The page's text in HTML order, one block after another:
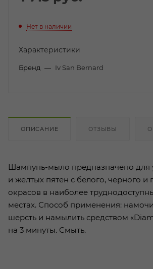
Нет в наличии
Характеристики
Бренд — Iv San Bernard
ОПИСАНИЕ ОТЗЫВЫ
Шампунь-мыло предназначено для
и желтых пятен с белого, черного и
окрасов в наиболее
местах. Способ применения:
шерсть и намылить средством
на 3 минуты. Смыть.